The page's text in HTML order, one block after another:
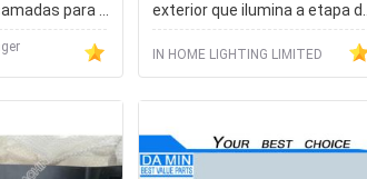
para o
movente
exterior que ilumina a etapa da
corrediça
IN HOME LIGHTING LIMITED